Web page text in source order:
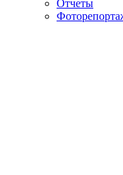
Отчеты